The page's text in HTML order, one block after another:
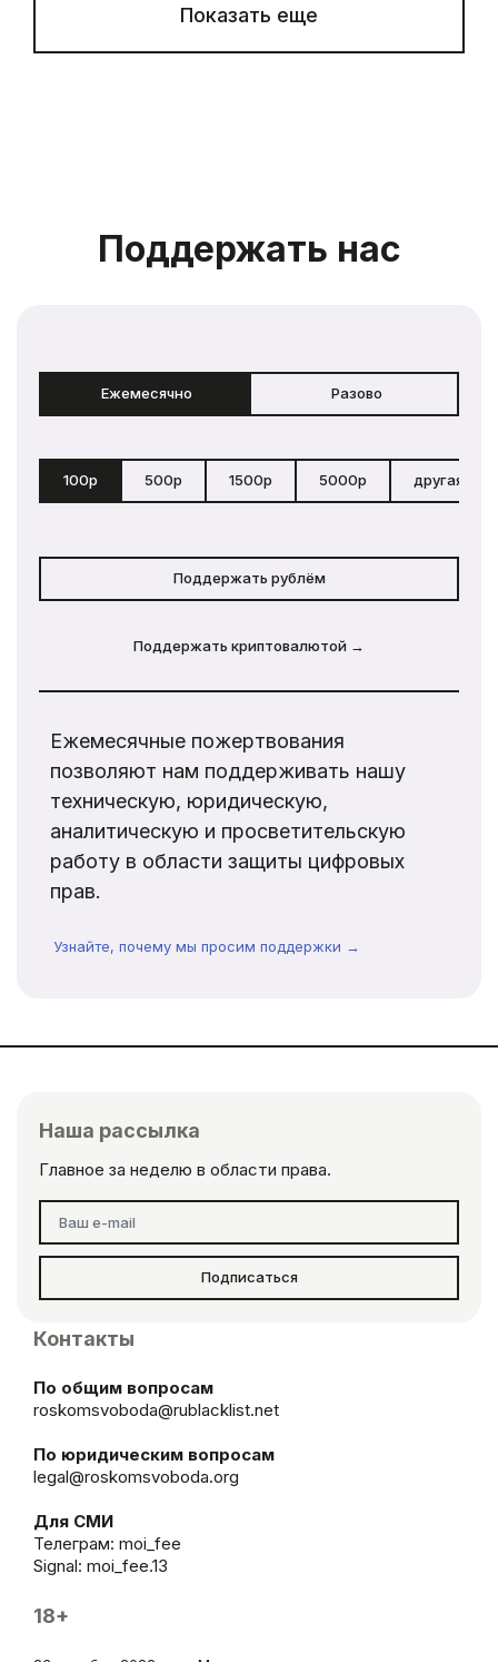
Показать еще
Поддержать нас
Ежемесячно Разово
100р 500р 1500р 5000р другая
Поддержать рублём
Поддержать криптовалютой →
Ежемесячные пожертвования
позволяют нам поддерживать нашу
техническую, юридическую,
аналитическую и просветительскую
работу в области защиты цифровых
прав.
Узнайте, почему мы просим поддержки →
Наша рассылка
Главное за неделю в области права.
Подписаться
Контакты
По общим вопросам
roskomsvoboda@rublacklist.net
По юридическим вопросам
legal@roskomsvoboda.org
Для СМИ
Телеграм: moi_fee
Signal: moi_fee.13
18+